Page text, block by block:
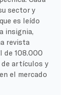
sector y
es leído
insignia,
revista
de 108.000
de artículos y
el mercado